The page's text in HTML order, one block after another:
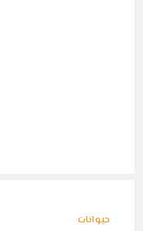
حيوانات